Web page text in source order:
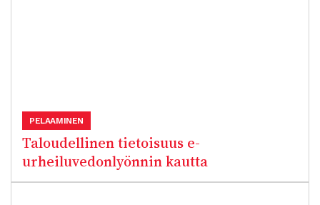
Taloudellinen tietoisuus e-
urheiluvedonlyönnin kautta
PELAAMINEN